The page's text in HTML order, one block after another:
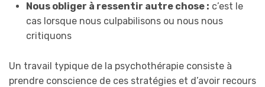
Nous obliger à ressentir autre chose : c’est le
cas lorsque nous culpabilisons ou nous nous
critiquons
Un travail typique de la psychothérapie consiste à
prendre conscience de ces stratégies et d’avoir recours